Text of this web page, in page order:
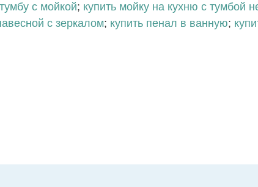
с мойкой; купить мойку на кухню с тумбой
с зеркалом; купить пенал в ванную;